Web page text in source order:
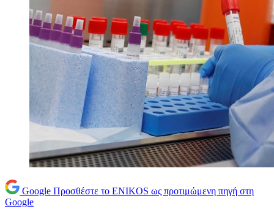
Google Προσθέστε το ENIKOS ως προτιμώμενη πηγή στη
Google